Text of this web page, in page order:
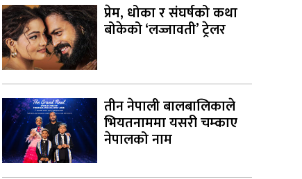
प्रेम, धोका र संघर्षको कथा
बोकेको ‘लज्जावती’ ट्रेलर
तीन नेपाली बालबालिकाले
भियतनाममा यसरी चम्काए
नेपालको नाम